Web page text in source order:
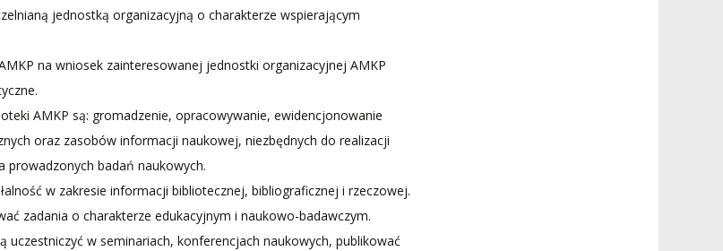
jednostką organizacyjną o charakterze wspierającym
na wniosek zainteresowanej jednostki organizacyjnej AMKP
AMKP są: gromadzenie, opracowywanie, ewidencjonowanie
oraz zasobów informacji naukowej, niezbędnych do realizacji
prowadzonych badań naukowych.
w zakresie informacji bibliotecznej, bibliograficznej i rzeczowej.
zadania o charakterze edukacyjnym i naukowo-badawczym.
uczestniczyć w seminariach, konferencjach naukowych, publikować